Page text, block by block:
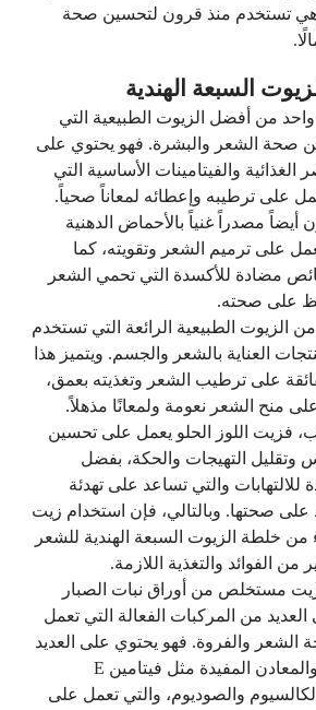
وهي تستخدم منذ قرون لتحسين صحة
السبعة الهندية
من أفضل الزيوت الطبيعية التي
صحة الشعر والبشرة. فهو يحتوي على
الغذائية والفيتامينات الأساسية التي
على ترطيبه وإعطائه لمعاناً صحياً.
أيضاً مصدراً غنياً بالأحماض الدهنية
على ترميم الشعر وتقويته، كما
مضادة للأكسدة التي تحمي الشعر
على صحته.
الزيوت الطبيعية الرائعة التي تستخدم
العناية بالشعر والجسم. ويتميز هذا
على ترطيب الشعر وتغذيته بعمق،
منح الشعر نعومة ولمعانًا مذهلاً.
فزيت اللوز الحلو يعمل على تحسين
وتقليل التهيجات والحكة، بفضل
والتي تساعد على تهدئة
على صحتها. وبالتالي، فإن استخدام زيت
من خلطة الزيوت السبعة الهندية للشعر
من الفوائد والتغذية اللازمة.
مستخلص من أوراق نبات الصبار
من المركبات الفعالة التي تعمل
والفروة. فهو يحتوي على العديد
من الفيتامينات والمعادن المفيدة مثل فيتامين E
والصوديوم، والتي تعمل على